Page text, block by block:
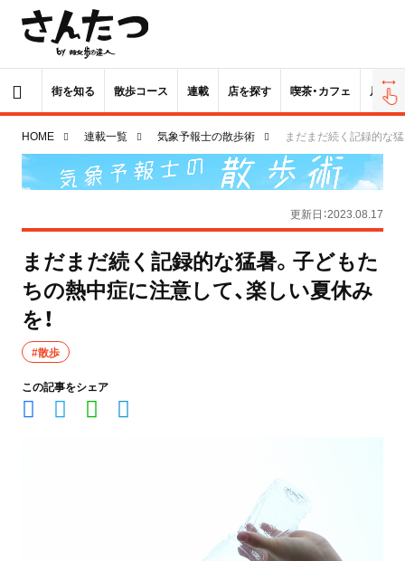
街を知る 散歩コース 連載 店を探す 喫茶・カフェ 居酒屋
HOME 連載一覧 気象予報士の散歩術 まだまだ続く記録的な
更新日：2023.08.17
まだまだ続く記録的な猛暑。子どもた
ちの熱中症に注意して、楽しい夏休み
を！
#散歩
この記事をシェア